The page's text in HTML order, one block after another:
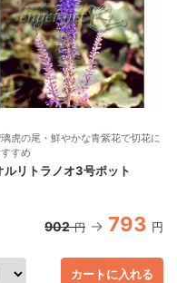
虎の尾・鮮やかな青紫花で切花に
すめ
ルリトラノオ3号ポット
902 円 793 円
カートに入れる